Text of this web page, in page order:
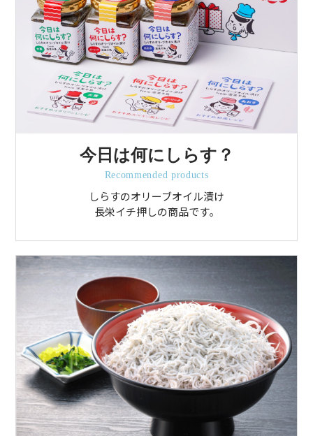
今日は何にしらす？
Recommended products
しらすのオリーブオイル漬け
長栄イチ押しの商品です。